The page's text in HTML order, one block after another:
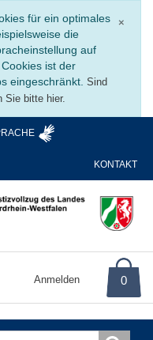
×
für ein optimales
die
auf
ist der
eingeschränkt. Sind
Sie bitte hier.
KONTAKT
Anmelden 0